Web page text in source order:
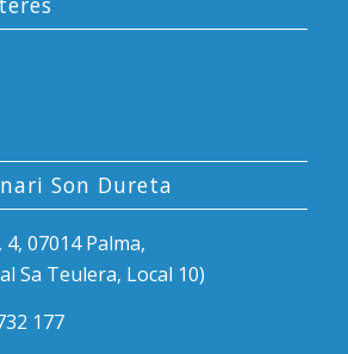
Son Dureta
07014 Palma,
Sa Teulera, Local 10)
177